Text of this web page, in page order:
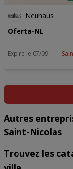
Neuhaus
Oferta-NL
Expire le 07/09
Autres
Saint-Nicolas
Trouvez les